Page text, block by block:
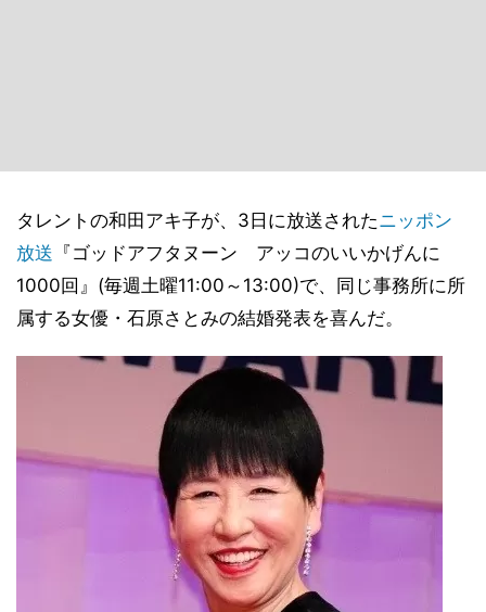
タレントの和田アキ子が、3日に放送されたニッポン
放送 『ゴッドアフタヌーン アッコのいいかげんに
1000回』(毎週土曜11:00～13:00)で、同じ事務所に所
属する女優・石原さとみの結婚発表を喜んだ。